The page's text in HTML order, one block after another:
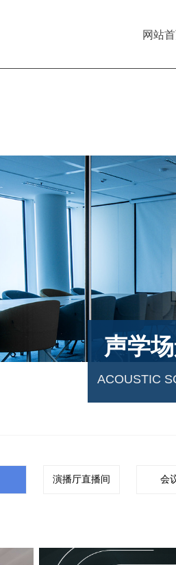
网站
ACOUSTIC
声学
演播厅直播间 会